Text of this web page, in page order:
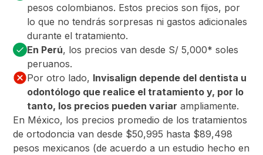
pesos colombianos. Estos precios son fijos, por
lo que no tendrás sorpresas ni gastos adicionales
durante el tratamiento.
En Perú, los precios van desde S/ 5,000* soles
peruanos.
Por otro lado, Invisalign depende del dentista u
odontólogo que realice el tratamiento y, por lo
tanto, los precios pueden variar ampliamente.
En México, los precios promedio de los tratamientos
de ortodoncia van desde $50,995 hasta $89,498
pesos mexicanos (de acuerdo a un estudio hecho en